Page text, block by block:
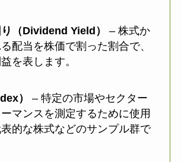
（Dividend Yield）
– 株式か
配当を株価で割った割合で、
を表します。
）
– 特定の市場やセクター
マンスを測定するために使用
的な株式などのサンプル群で